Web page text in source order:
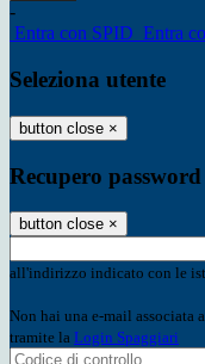
-
Entra con SPID Entra
Seleziona utente
button close ×
Recupero password
button close ×
all'indirizzo indicato con le
Non hai una e-mail associata
tramite la Login Spaggiari